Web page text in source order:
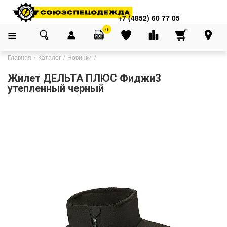
+7 (4852) 60 77 05
0
Главная Каталог Новинки
Жилет ДЕЛЬТА ПЛЮС Фиджи3
утепленный черный